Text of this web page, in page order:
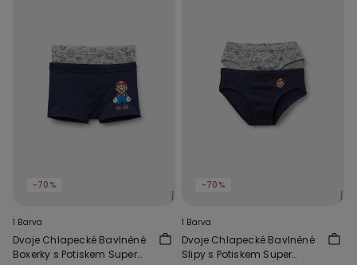
-70%
1 Barva
Dvoje Chlapecké Bavlněné
Boxerky s Potiskem Super
-70%
1 Barva
Dvoje Chlapecké Bavlněné
Slipy s Potiskem Super